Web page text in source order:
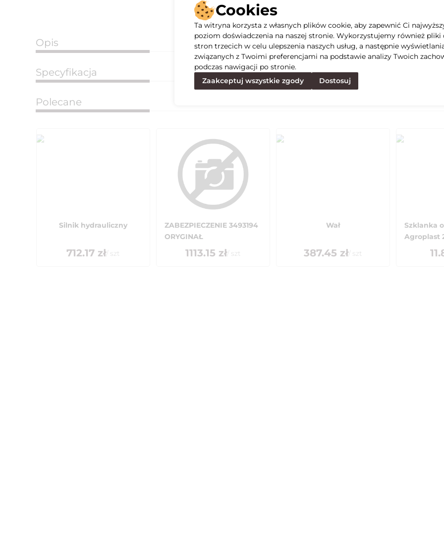
Opis
Specyfikacja
Polecane
Silnik hydrauliczny
712.17 zł/ szt
ZABEZPIECZENIE 3493194
ORYGINAŁ
1113.15 zł/ szt
Wał
387.45 zł/ szt
Szklanka
Agroplast
Cookies
Ta witryna korzysta z własnych plików cookie, aby zapewnić Ci
poziom doświadczenia na naszej stronie. Wykorzystujemy również pliki
stron trzecich w celu ulepszenia naszych usług, a następnie
związanych z Twoimi preferencjami na podstawie analizy Twoich
podczas nawigacji po stronie.
Zaakceptuj wszystkie zgody
Dostosuj